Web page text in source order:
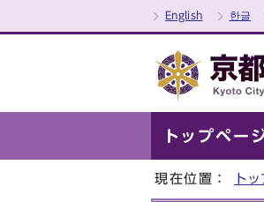
English 한글
トップペー
現在位置： ト